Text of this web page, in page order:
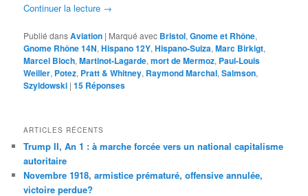
Continuer la lecture →
Publié dansAviation | Marqué avec Bristol,Gnome et Rhône,
Gnome Rhône 14N,Hispano 12Y,Hispano-Suiza,Marc Birkigt,
Marcel Bloch,Martinot-Lagarde,mort de Mermoz, Paul-Louis
Weiller, Potez, Pratt & Whitney, Raymond Marchal,Salmson,
Szyldowski |15 Réponses
ARTICLES RÉCENTS
Trump II, An 1 : à marche forcée vers un national capitalisme
autoritaire
Novembre 1918, armistice prématuré, offensive annulée,
victoire perdue?